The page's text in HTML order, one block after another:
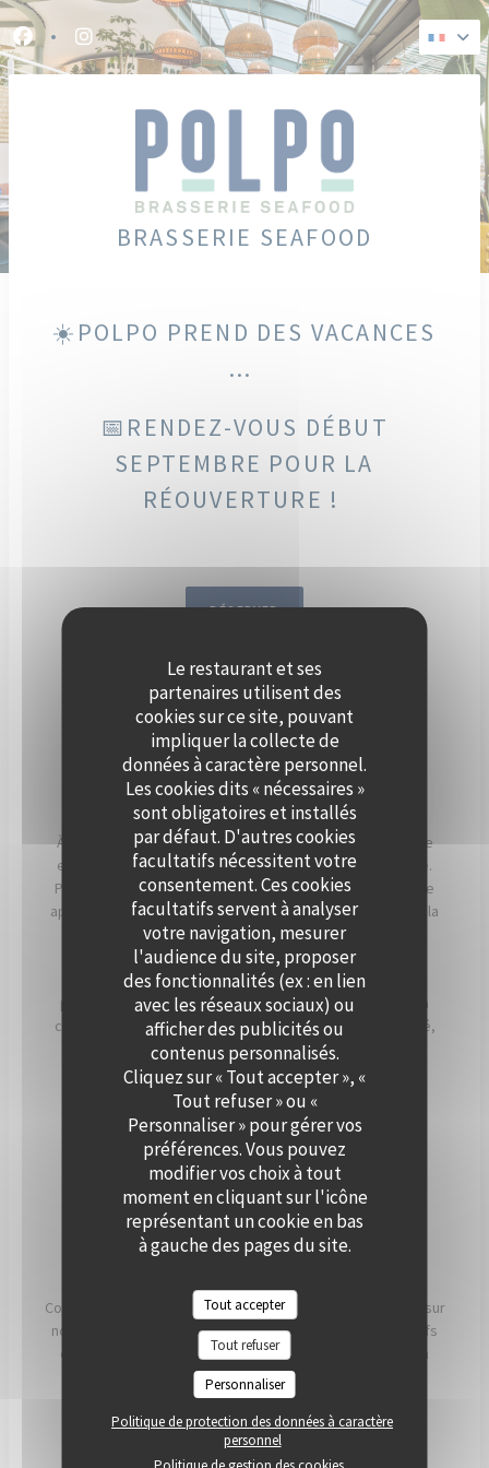
Personnalisation de vos choix en matière de cookies
Le restaurant et ses
partenaires utilisent des
cookies sur ce site, pouvant
impliquer la collecte de
données à caractère personnel.
Les cookies dits « nécessaires »
sont obligatoires et installés
par défaut. D'autres cookies
facultatifs nécessitent votre
consentement. Ces cookies
facultatifs servent à analyser
votre navigation, mesurer
l'audience du site, proposer
des fonctionnalités (ex : en lien
avec les réseaux sociaux) ou
afficher des publicités ou
contenus personnalisés.
Cliquez sur « Tout accepter », «
Tout refuser » ou «
Personnaliser » pour gérer vos
préférences. Vous pouvez
modifier vos choix à tout
moment en cliquant sur l'icône
représentant un cookie en bas
à gauche des pages du site.
Tout accepter
Tout refuser
Personnaliser
Politique de protection des données à caractère
personnel
Facebook ((ouvre une nouvelle fenêtre))
Instagram ((ouvre une nouvelle fenêtre))
BRASSERIE SEAFOOD
☀️POLPO PREND DES VACANCES
...
📅RENDEZ-VOUS DÉBUT
SEPTEMBRE POUR LA
RÉOUVERTURE !
RÉSERVER
DÈS SEPTEMBRE, ORGANISEZ
VOTRE ÉVÈNEMENT SUR LA
SEINE, À BORD DE POLPO
BRASSERIE.
À Levallois-Perret, Polpo Brasserie vous invite à vivre une
expérience unique sur sa péniche au charme authentique.
Profitez d’une vue panoramique sur la Seine et d’un cadre
apaisant, sublimé par les couchers de soleil qui illuminent la
terrasse en soirée.
Que ce soit pour un cocktail, un dîner ou une réception
professionnelle, notre équipe vous accompagne dans la
création d’un événement personnalisé, alliant convivialité,
élégance et saveurs de saison. Offrez à vos invités un
moment hors du temps, à deux pas de Paris.
PRIVATISER
NOS ENGAGEMENTS
Conscients que ce que nous mangeons a un impact direct sur
notre santé, notre planète et nos communautés, nos chefs
et nos équipes travaillent chaque jour pour essayer d'en
avoir le plus possible. impact positif possible.
LIRE